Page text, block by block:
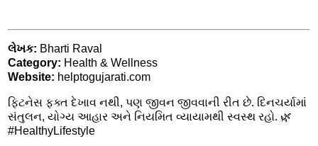
લેખક: Bharti Raval
Category: Health & Wellness
Website: helptogujarati.com
ફિટનેસ ફક્ત દેખાવ નથી, પણ જીવન જીવવાની રીત છે. દિનચર્યામાં
સંતુલન, યોગ્ય આહાર અને નિયમિત વ્યાયામથી સ્વસ્થ રહો. 🌿
#HealthyLifestyle